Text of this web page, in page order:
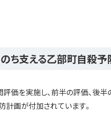
ち支える乙部町自殺予
価を実施し、前半の評価、後半
画が付加されています。